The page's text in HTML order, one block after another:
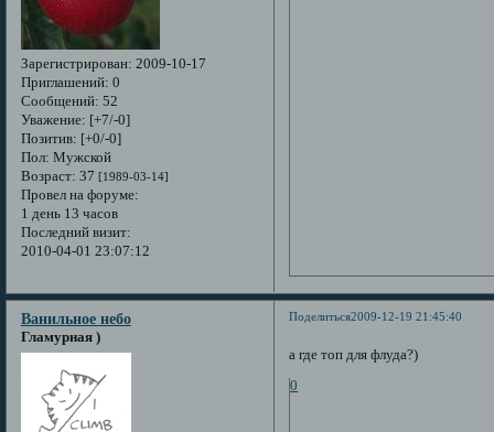
Зарегистрирован: 2009-10-17
Приглашений: 0
Сообщений: 52
Уважение: [+7/-0]
Позитив: [+0/-0]
Пол: Мужской
Возраст: 37 [1989-03-14]
Провел на форуме:
1 день 13 часов
Последний визит:
2010-04-01 23:07:12
Поделиться2009-12-19 21:45:40
Ванильное небо
Гламурная )
а где топ для флуда?)
0